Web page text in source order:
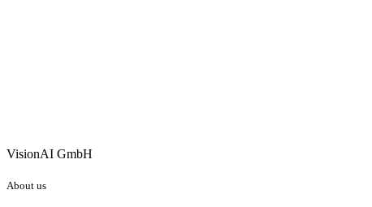
VisionAI GmbH
About us